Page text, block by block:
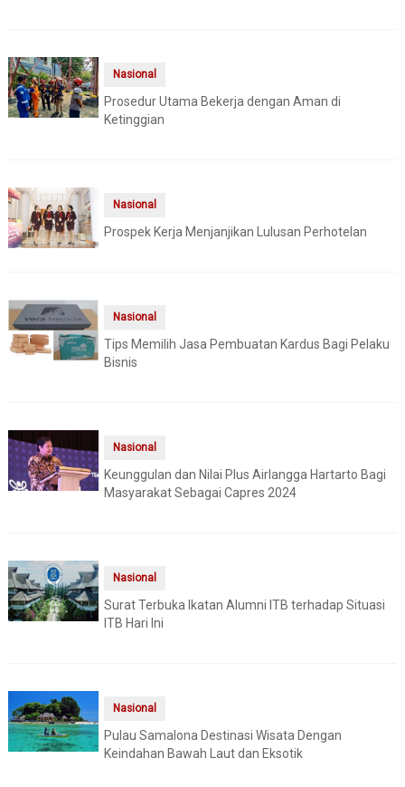
Nasional
Prosedur Utama Bekerja dengan Aman di
Ketinggian
Nasional
Prospek Kerja Menjanjikan Lulusan Perhotelan
Nasional
Tips Memilih Jasa Pembuatan Kardus Bagi Pelaku
Bisnis
Nasional
Keunggulan dan Nilai Plus Airlangga Hartarto Bagi
Masyarakat Sebagai Capres 2024
Nasional
Surat Terbuka Ikatan Alumni ITB terhadap Situasi
ITB Hari Ini
Nasional
Pulau Samalona Destinasi Wisata Dengan
Keindahan Bawah Laut dan Eksotik